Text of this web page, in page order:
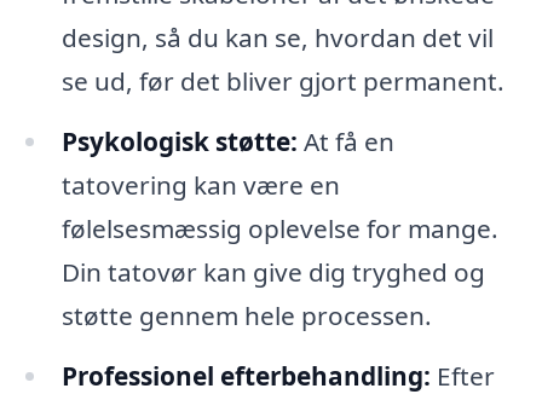
design, så du kan se, hvordan det vil
se ud, før det bliver gjort permanent.
Psykologisk støtte: At få en
tatovering kan være en
følelsesmæssig oplevelse for mange.
Din tatovør kan give dig tryghed og
støtte gennem hele processen.
Professionel efterbehandling: Efter